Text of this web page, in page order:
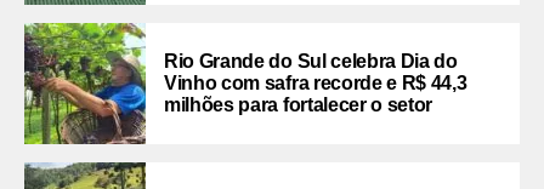
Rio Grande do Sul celebra Dia do
Vinho com safra recorde e R$ 44,3
milhões para fortalecer o setor